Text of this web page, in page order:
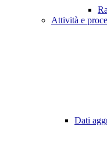
Attività e
Dati